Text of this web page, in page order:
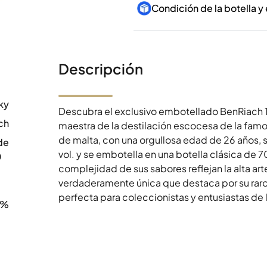
Condición de la botella y
Descripción
Descubra el exclusivo embotellado
maestra de la destilación escocesa de la
de malta, con una orgullosa edad de 26
vol. y se embotella en una botella clásica de
complejidad de sus sabores reflejan la alta
verdaderamente única que destaca por su
perfecta para coleccionistas y entusiastas